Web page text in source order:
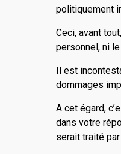
politiquement
Ceci, avant
personnel, ni
Il est
dommages
A cet égard,
dans votre
serait traité